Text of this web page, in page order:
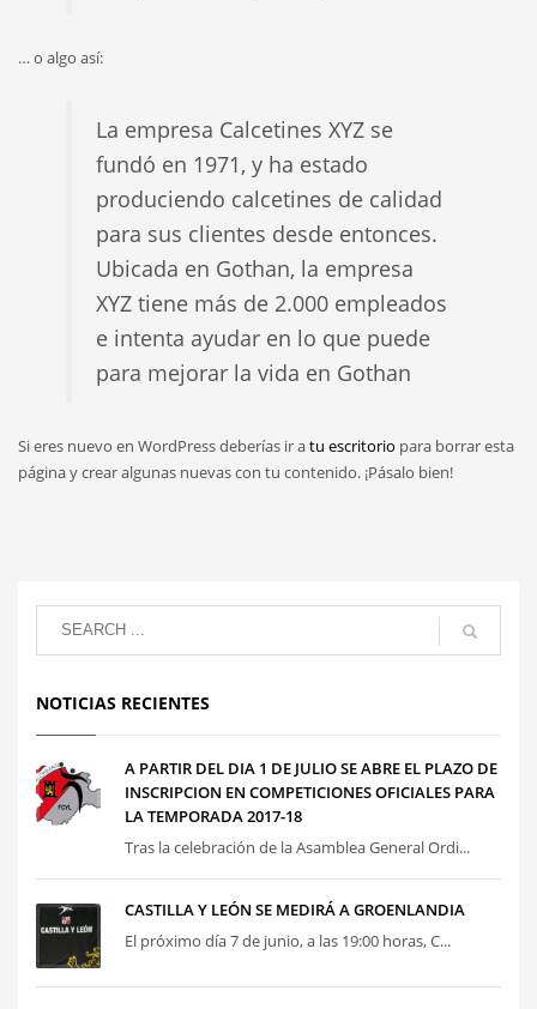
… o algo así:
La empresa Calcetines XYZ se
fundó en 1971, y ha estado
produciendo calcetines de calidad
para sus clientes desde entonces.
Ubicada en Gothan, la empresa
XYZ tiene más de 2.000 empleados
e intenta ayudar en lo que puede
para mejorar la vida en Gothan
Si eres nuevo en WordPress deberías ir atu escritorio para borrar esta
página y crear algunas nuevas con tu contenido. ¡Pásalo bien!
NOTICIAS RECIENTES
A PARTIR DEL DIA 1 DE JULIO SE ABRE EL PLAZO DE
INSCRIPCION EN COMPETICIONES OFICIALES PARA
LA TEMPORADA 2017-18
Tras la celebración de la Asamblea General Ordi...
CASTILLA Y LEÓN SE MEDIRÁ A GROENLANDIA
El próximo día 7 de junio, a las 19:00 horas, C...